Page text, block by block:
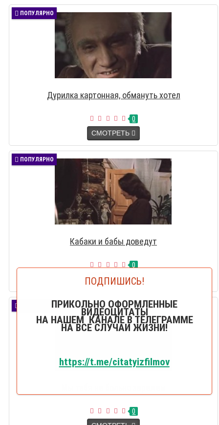
ПОПУЛЯРНО
Дурилка картонная, обмануть хотел
0
СМОТРЕТЬ
ПОПУЛЯРНО
Кабаки и бабы доведут
0
СМОТРЕТЬ
0
ПОДПИШИСЬ!
ПРИКОЛЬНО ОФОРМЛЕННЫЕ
ВИДЕОЦИТАТЫ
НА НАШЕМ КАНАЛЕ В ТЕЛЕГРАММЕ
НА ВСЕ СЛУЧАИ ЖИЗНИ!
https://t.me/citatyizfilmov